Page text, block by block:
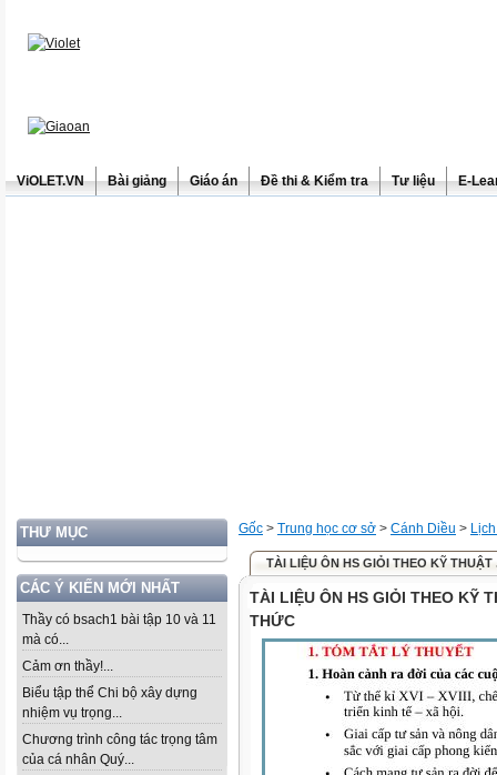
ViOLET.VN Bài giảng Giáo án Đề thi & Kiểm tra Tư liệu E-
THƯ MỤC
CÁC Ý KIẾN MỚI NHẤT
Thầy có bsach1 bài tập 10 và 11
mà có...
Cảm ơn thầy!...
Biểu tập thể Chi bộ xây dựng
nhiệm vụ trọng...
Chương trình công tác trọng tâm
của cá nhân Quý...
Gốc > Trung học cơ sở > Cánh Diều >
TÀI LIỆU ÔN HS GIỎI THEO KỸ
TÀI LIỆU ÔN HS GIỎI THEO KỸ
THỨC